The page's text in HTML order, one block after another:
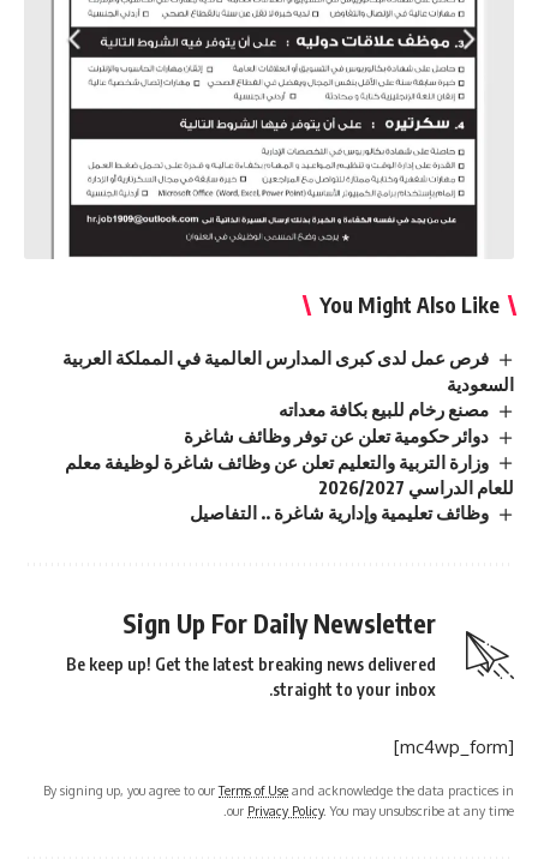
You Might Also Like
فرص عمل لدى كبرى المدارس العالمية في المملكة العربية
السعودية
مصنع رخام للبيع بكافة معداته
دوائر حكومية تعلن عن توفر وظائف شاغرة
وزارة التربية والتعليم تعلن عن وظائف شاغرة لوظيفة معلم
للعام الدراسي 2026/2027
وظائف تعليمية وإدارية شاغرة .. التفاصيل
Sign Up For Daily Newsletter
Be keep up! Get the latest breaking news delivered
straight to your inbox.
[mc4wp_form]
By signing up, you agree to ourTerms of Use and acknowledge the data practices in
our Privacy Policy. You may unsubscribe at any time.